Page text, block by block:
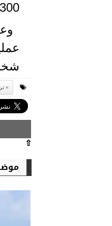
300 شخص من المشتبه بكونهم من أنصار غولن.
شخص،
⇧